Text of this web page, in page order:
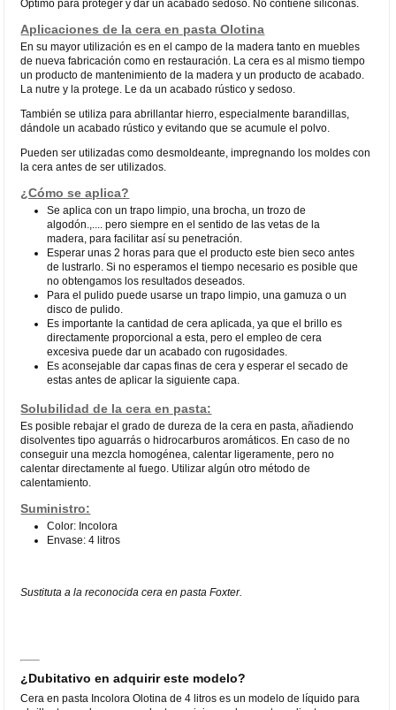
Óptimo para proteger y dar un acabado sedoso. No contiene siliconas.
Aplicaciones de la cera en pasta Olotina
En su mayor utilización es en el campo de la madera tanto en muebles
de nueva fabricación como en restauración. La cera es al mismo tiempo
un producto de mantenimiento de la madera y un producto de acabado.
La nutre y la protege. Le da un acabado rústico y sedoso.
También se utiliza para abrillantar hierro, especialmente barandillas,
dándole un acabado rústico y evitando que se acumule el polvo.
Pueden ser utilizadas como desmoldeante, impregnando los moldes con
la cera antes de ser utilizados.
¿Cómo se aplica?
Se aplica con un trapo limpio, una brocha, un trozo de
algodón.,.... pero siempre en el sentido de las vetas de la
madera, para facilitar así su penetración.
Esperar unas 2 horas para que el producto este bien seco antes
de lustrarlo. Si no esperamos el tiempo necesario es posible que
no obtengamos los resultados deseados.
Para el pulido puede usarse un trapo limpio, una gamuza o un
disco de pulido.
Es importante la cantidad de cera aplicada, ya que el brillo es
directamente proporcional a esta, pero el empleo de cera
excesiva puede dar un acabado con rugosidades.
Es aconsejable dar capas finas de cera y esperar el secado de
estas antes de aplicar la siguiente capa.
Solubilidad de la cera en pasta:
Es posible rebajar el grado de dureza de la cera en pasta, añadiendo
disolventes tipo aguarrás o hidrocarburos aromáticos. En caso de no
conseguir una mezcla homogénea, calentar ligeramente, pero no
calentar directamente al fuego. Utilizar algún otro método de
calentamiento.
Suministro:
Color: Incolora
Envase: 4 litros
Sustituta a la reconocida cera en pasta Foxter.
¿Dubitativo en adquirir este modelo?
Cera en pasta Incolora Olotina de 4 litros es un modelo de líquido para